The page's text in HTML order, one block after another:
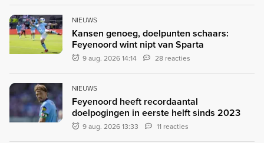
NIEUWS
Kansen genoeg, doelpunten schaars:
Feyenoord wint nipt van Sparta
9 aug. 2026 14:14 28 reacties
NIEUWS
Feyenoord heeft recordaantal
doelpogingen in eerste helft sinds 2023
9 aug. 2026 13:33 11 reacties